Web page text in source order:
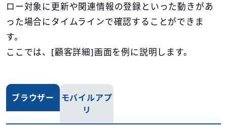
ロー対象に更新や関連情報の登録といった動きがあ
った場合にタイムラインで確認することができま
す。
ここでは、[顧客詳細]画面を例に説明します。
ブラウザー
モバイルアプ
リ